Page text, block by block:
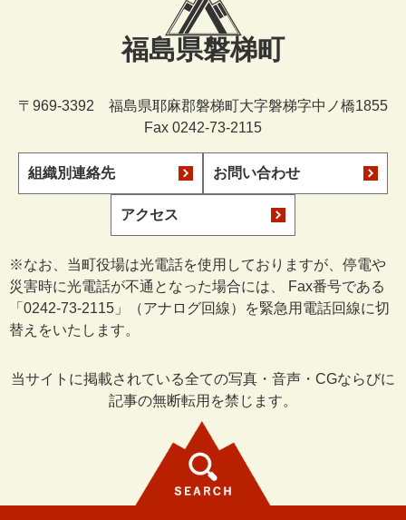
福島県磐梯町
〒969-3392 福島県耶麻郡磐梯町大字磐梯字中ノ橋1855
Fax 0242-73-2115
組織別連絡先 お問い合わせ
アクセス
※なお、当町役場は光電話を使用しておりますが、停電や
災害時に光電話が不通となった場合には、 Fax番号である
「0242-73-2115」（アナログ回線）を緊急用電話回線に切
替えをいたします。
当サイトに掲載されている全ての写真・音声・CGならびに
記事の無断転用を禁じます。